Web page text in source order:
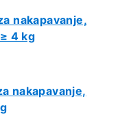
nakapavanje,
4 kg
nakapavanje,